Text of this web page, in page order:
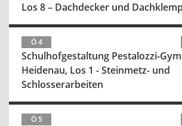
Los 8 – Dachdecker und
Ö 4
Schulhofgestaltung Pestalozzi-
Heidenau, Los 1 - Steinmetz- und
Schlosserarbeiten
Ö 5